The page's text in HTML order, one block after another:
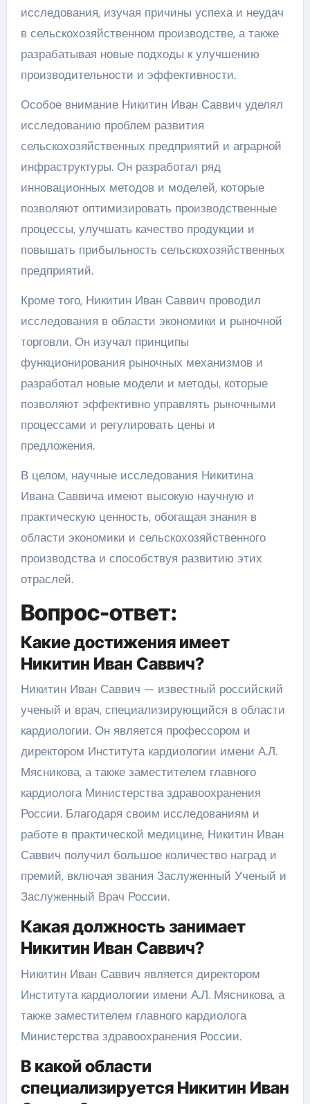
исследования, изучая причины успеха и неудач
в сельскохозяйственном производстве, а также
разрабатывая новые подходы к улучшению
производительности и эффективности.
Особое внимание Никитин Иван Саввич уделял
исследованию проблем развития
сельскохозяйственных предприятий и аграрной
инфраструктуры. Он разработал ряд
инновационных методов и моделей, которые
позволяют оптимизировать производственные
процессы, улучшать качество продукции и
повышать прибыльность сельскохозяйственных
предприятий.
Кроме того, Никитин Иван Саввич проводил
исследования в области экономики и рыночной
торговли. Он изучал принципы
функционирования рыночных механизмов и
разработал новые модели и методы, которые
позволяют эффективно управлять рыночными
процессами и регулировать цены и
предложения.
В целом, научные исследования Никитина
Ивана Саввича имеют высокую научную и
практическую ценность, обогащая знания в
области экономики и сельскохозяйственного
производства и способствуя развитию этих
отраслей.
Вопрос-ответ:
Какие достижения имеет
Никитин Иван Саввич?
Никитин Иван Саввич — известный российский
ученый и врач, специализирующийся в области
кардиологии. Он является профессором и
директором Института кардиологии имени А.Л.
Мясникова, а также заместителем главного
кардиолога Министерства здравоохранения
России. Благодаря своим исследованиям и
работе в практической медицине, Никитин Иван
Саввич получил большое количество наград и
премий, включая звания Заслуженный Ученый и
Заслуженный Врач России.
Какая должность занимает
Никитин Иван Саввич?
Никитин Иван Саввич является директором
Института кардиологии имени А.Л. Мясникова, а
также заместителем главного кардиолога
Министерства здравоохранения России.
В какой области
специализируется Никитин Иван